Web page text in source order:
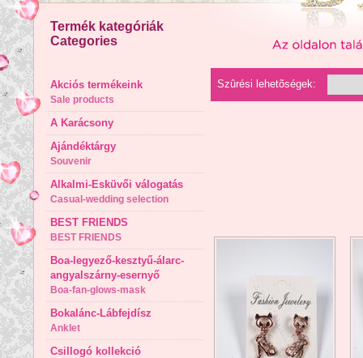
Termék kategóriák
Categories
Akciós termékeink
Sale products
A Karácsony
Ajándéktárgy
Souvenir
Alkalmi-Esküvői válogatás
Casual-wedding selection
BEST FRIENDS
BEST FRIENDS
Boa-legyező-kesztyű-álarc-
angyalszárny-esernyő
Boa-fan-glows-mask
Bokalánc-Lábfejdísz
Anklet
Csillogó kollekció
Szûrési lehetõségek: